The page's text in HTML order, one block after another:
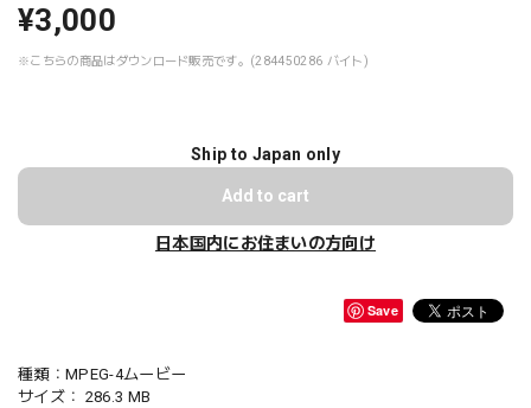
¥3,000
※こちらの商品はダウンロード販売です。(284450286 バイト)
Ship to Japan only
Add to cart
日本国内にお住まいの方向け
Save
種類：MPEG-4ムービー
サイズ： 286.3 MB